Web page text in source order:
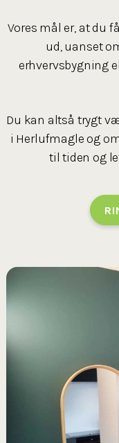
Vores mål er, at du
ud, uanset
erhvervsbygning
Du kan altså trygt
i Herlufmagle og
til tiden og